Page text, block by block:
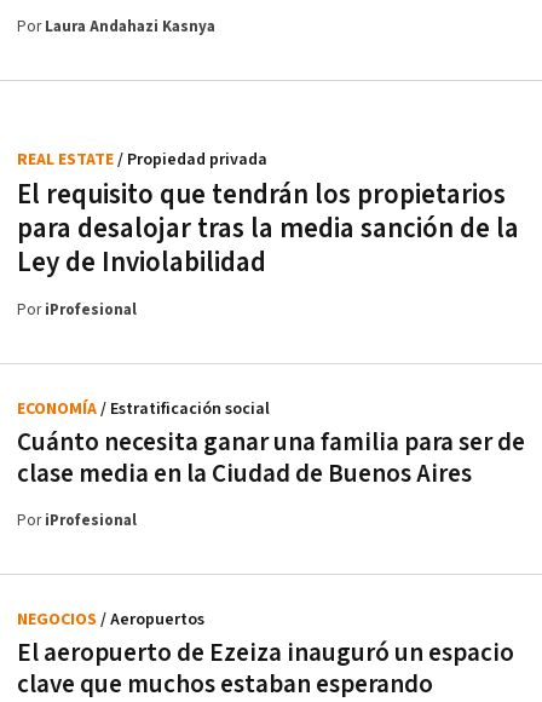
PorLaura Andahazi Kasnya
El requisito que tendrán los propietarios
para desalojar tras la media sanción de la
Ley de Inviolabilidad
REAL ESTATE/ Propiedad privada
PoriProfesional
Cuánto necesita ganar una familia para ser de
clase media en la Ciudad de Buenos Aires
ECONOMÍA/ Estratificación social
PoriProfesional
El aeropuerto de Ezeiza inauguró un espacio
clave que muchos estaban esperando
NEGOCIOS / Aeropuertos